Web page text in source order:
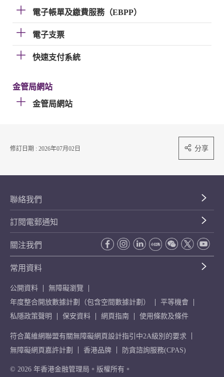
電子帳單及繳費服務（EBPP）
電子支票
快速支付系統
金管局網站
金管局網站
修訂日期 : 2026年07月02日 分享
聯絡我們
訂閱電郵通知
關注我們
常用資料
公開資料
無障礙瀏覽
年度整合開放數據計劃（包含空間數據計劃）
平等機會
私隱政策聲明
保安資料 網頁指南 使用條款及條件
符合萬維網聯盟有關無障礙網頁設計指引中2A級別的要求
無障礙網頁嘉許計劃
香港品牌 防貪諮詢服務(CPAS)
© 2026 年香港金融管理局。版權所有。